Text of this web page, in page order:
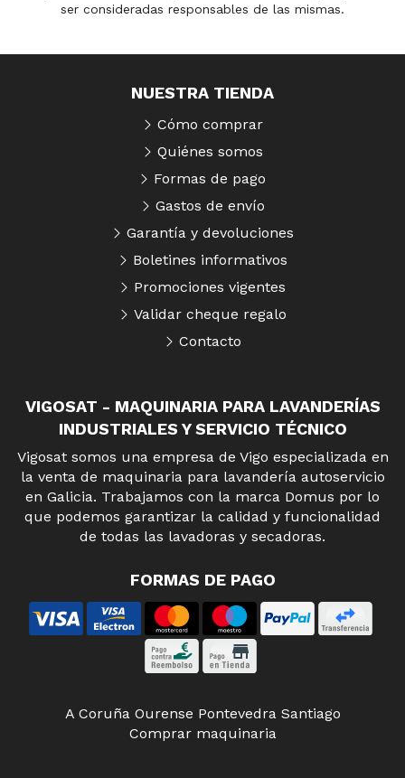
ser consideradas responsables de las mismas.
VIGOSAT - MAQUINARIA PARA LAVANDERÍAS
INDUSTRIALES Y SERVICIO TÉCNICO
Vigosat somos una empresa de Vigo especializada en
la venta de maquinaria para lavandería autoservicio
en Galicia. Trabajamos con la marca Domus por lo
que podemos garantizar la calidad y funcionalidad
de todas las lavadoras y secadoras.
FORMAS DE PAGO
NUESTRA TIENDA
Cómo comprar
Quiénes somos
Formas de pago
Gastos de envío
Garantía y devoluciones
Boletines informativos
Promociones vigentes
Validar cheque regalo
Contacto
A Coruña Ourense Pontevedra Santiago
Comprar maquinaria